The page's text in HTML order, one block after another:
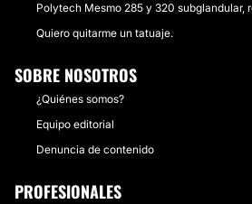
Polytech Mesmo 285 y 320 subglandular,
Quiero quitarme un tatuaje.
SOBRE NOSOTROS
¿Quiénes somos?
Equipo editorial
Denuncia de contenido
PROFESIONALES